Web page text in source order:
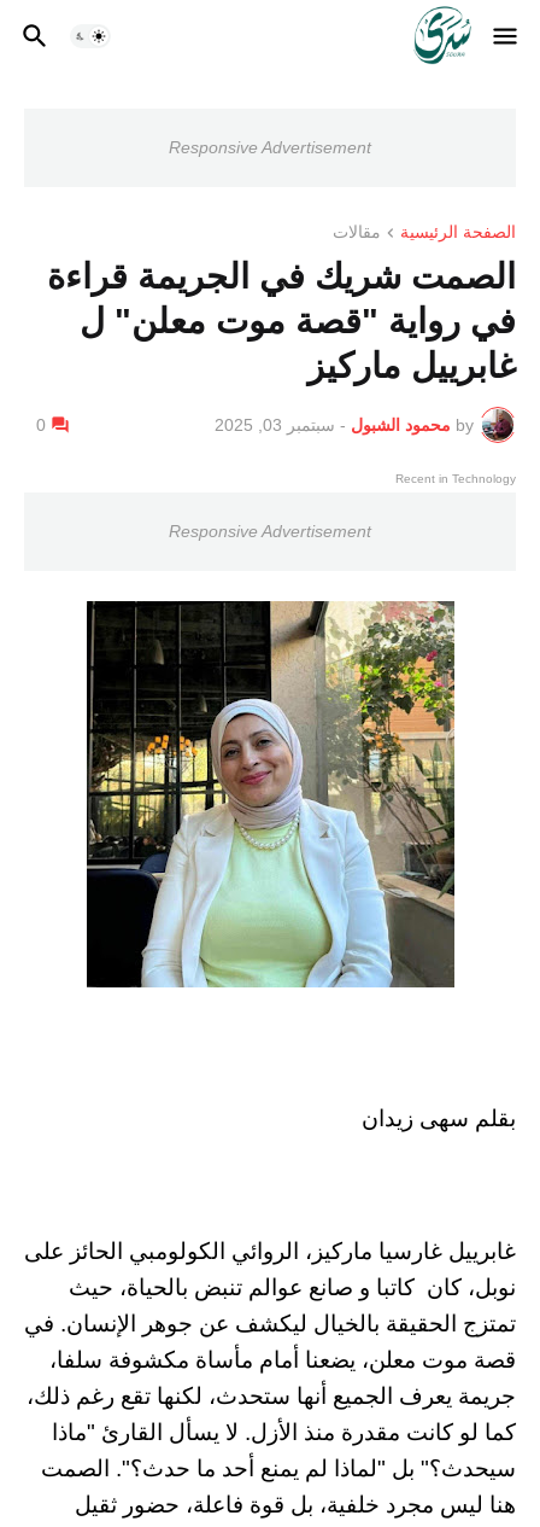
Responsive Advertisement
الصفحة الرئيسية مقالات
الصمت شريك في الجريمة قراءة
في رواية "قصة موت معلن" ل
غابرييل ماركيز
by محمود الشبول - سبتمبر 03, 2025 0
Recent in Technology
Responsive Advertisement
بقلم سهى زيدان
غابرييل غارسيا ماركيز، الروائي الكولومبي الحائز على
نوبل، كان كاتبا و صانع عوالم تنبض بالحياة، حيث
تمتزج الحقيقة بالخيال ليكشف عن جوهر الإنسان. في
قصة موت معلن، يضعنا أمام مأساة مكشوفة سلفا،
جريمة يعرف الجميع أنها ستحدث، لكنها تقع رغم ذلك،
كما لو كانت مقدرة منذ الأزل. لا يسأل القارئ "ماذا
سيحدث؟" بل "لماذا لم يمنع أحد ما حدث؟". الصمت
هنا ليس مجرد خلفية، بل قوة فاعلة، حضور ثقيل